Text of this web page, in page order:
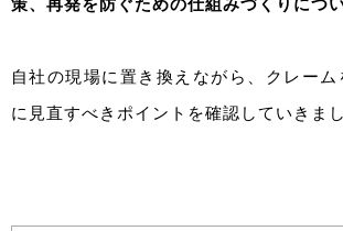
自社の現場に置き換えながら、クレー
に見直すべきポイントを確認していきまし